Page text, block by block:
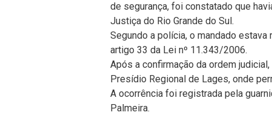
de segurança, foi constatado que
Justiça do Rio Grande do Sul.
Segundo a polícia, o mandado
artigo 33 da Lei nº 11.343/2006.
Após a confirmação da ordem
Presídio Regional de Lages, onde
A ocorrência foi registrada pela
Palmeira.